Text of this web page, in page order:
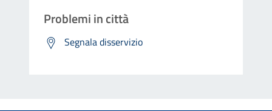
Problemi in città
Segnala disservizio